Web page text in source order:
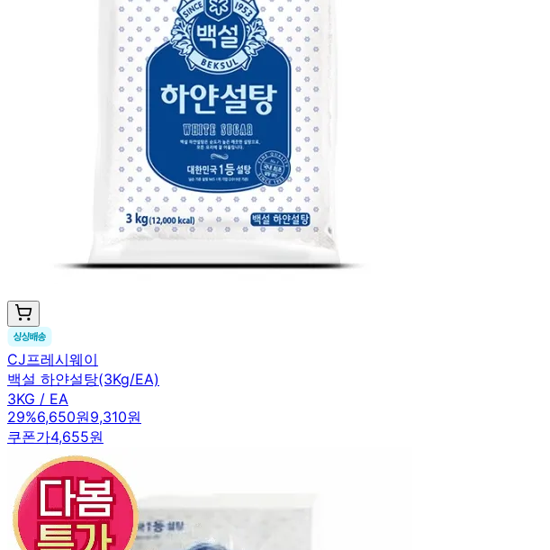
CJ프레시웨이
백설 하얀설탕(3Kg/EA)
3KG / EA
29%6,650원9,310원
쿠폰가4,655원